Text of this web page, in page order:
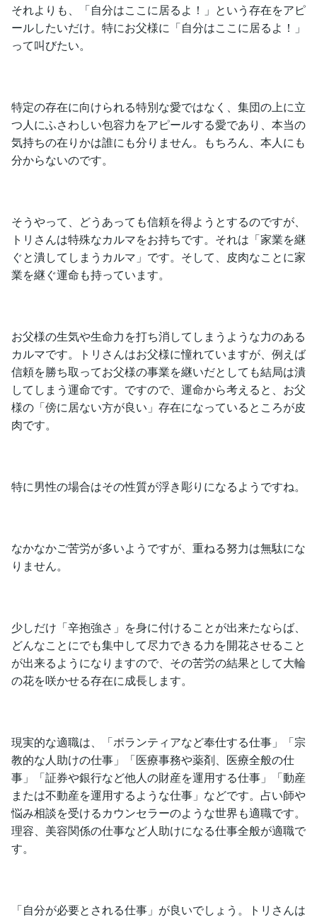
それよりも、「自分はここに居るよ！」という存在をアピ
ールしたいだけ。特にお父様に「自分はここに居るよ！」
って叫びたい。
特定の存在に向けられる特別な愛ではなく、集団の上に立
つ人にふさわしい包容力をアピールする愛であり、本当の
気持ちの在りかは誰にも分りません。もちろん、本人にも
分からないのです。
そうやって、どうあっても信頼を得ようとするのですが、
トリさんは特殊なカルマをお持ちです。それは「家業を継
ぐと潰してしまうカルマ」です。そして、皮肉なことに家
業を継ぐ運命も持っています。
お父様の生気や生命力を打ち消してしまうような力のある
カルマです。トリさんはお父様に憧れていますが、例えば
信頼を勝ち取ってお父様の事業を継いだとしても結局は潰
してしまう運命です。ですので、運命から考えると、お父
様の「傍に居ない方が良い」存在になっているところが皮
肉です。
特に男性の場合はその性質が浮き彫りになるようですね。
なかなかご苦労が多いようですが、重ねる努力は無駄にな
りません。
少しだけ「辛抱強さ」を身に付けることが出来たならば、
どんなことにでも集中して尽力できる力を開花させること
が出来るようになりますので、その苦労の結果として大輪
の花を咲かせる存在に成長します。
現実的な適職は、「ボランティアなど奉仕する仕事」「宗
教的な人助けの仕事」「医療事務や薬剤、医療全般の仕
事」「証券や銀行など他人の財産を運用する仕事」「動産
または不動産を運用するような仕事」などです。占い師や
悩み相談を受けるカウンセラーのような世界も適職です。
理容、美容関係の仕事など人助けになる仕事全般が適職で
す。
「自分が必要とされる仕事」が良いでしょう。トリさんは